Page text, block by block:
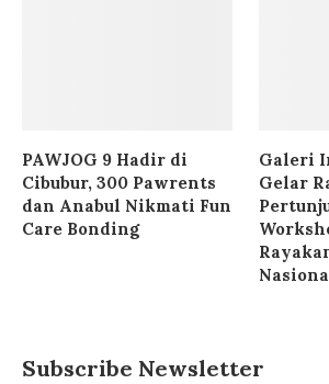
PAWJOG 9 Hadir di
Cibubur, 300 Pawrents
dan Anabul Nikmati Fun
Care Bonding
Galeri
Gelar
Subscribe Newsletter